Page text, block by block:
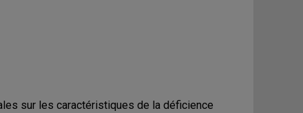
sur les caractéristiques de la déficience